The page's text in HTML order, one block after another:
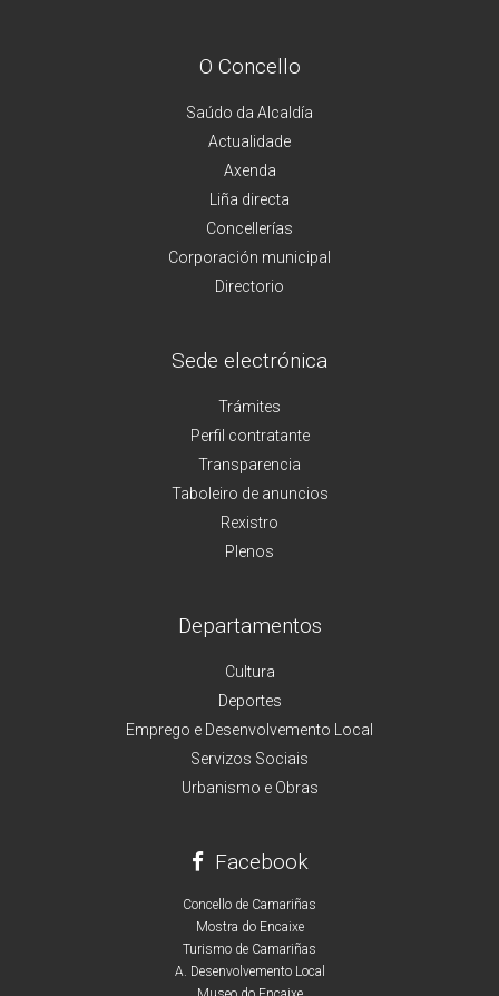
O Concello
Saúdo da Alcaldía
Actualidade
Axenda
Liña directa
Concellerías
Corporación municipal
Directorio
Sede electrónica
Trámites
Perfil contratante
Transparencia
Taboleiro de anuncios
Rexistro
Plenos
Departamentos
Cultura
Deportes
Emprego e Desenvolvemento Local
Servizos Sociais
Urbanismo e Obras
Facebook
Concello de Camariñas
Mostra do Encaixe
Turismo de Camariñas
A. Desenvolvemento Local